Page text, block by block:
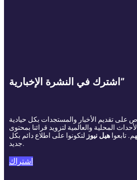
اشترك في النشرة الإخبارية”
على تقديم الأخبار والمستجدات بكل حيادية
المحلية والعالمية لتزويد قرائنا بمحتوى
تابعوا هيل نيوز لتكونوا على اطلاع دائم بكل
جديد.
اشتراك